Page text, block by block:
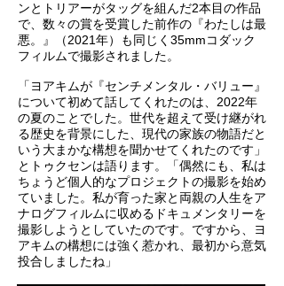
ンとトリアーがタッグを組んだ2本目の作品
で、数々の賞を受賞した前作の『わたしは最
悪。』（2021年）も同じく35mmコダック
フィルムで撮影されました。
「ヨアキムが『センチメンタル・バリュー』
について初めて話してくれたのは、2022年
の夏のことでした。世代を超えて受け継がれ
る歴史を背景にした、現代の家族の物語だと
いう大まかな構想を聞かせてくれたのです」
とトゥクセンは語ります。「偶然にも、私は
ちょうど個人的なプロジェクトの撮影を始め
ていました。私が育った家と両親の人生をア
ナログフィルムに収めるドキュメンタリーを
撮影しようとしていたのです。ですから、ヨ
アキムの構想には強く惹かれ、最初から意気
投合しましたね」